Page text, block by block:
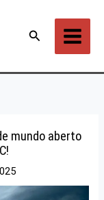
Pesquisar
mundo aberto